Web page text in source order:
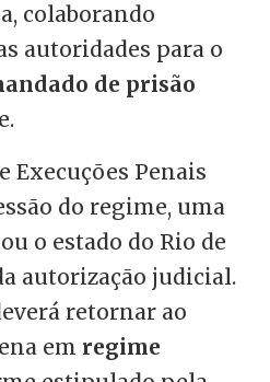
colaborando
autoridades para o
de prisão
Execuções Penais
do regime, uma
o estado do Rio de
autorização judicial.
retornar ao
em regime